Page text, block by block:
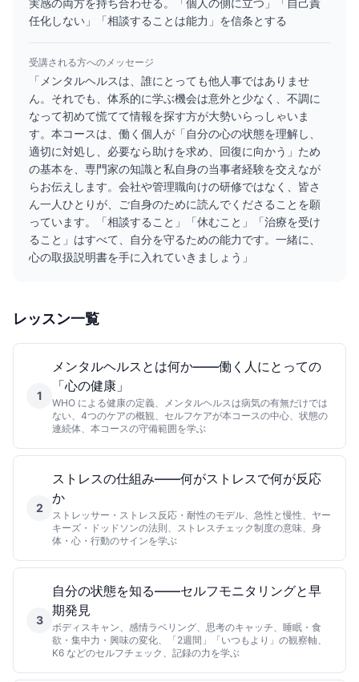
実感の両方を持ち合わせる。「個人の側に立つ」「自己責
任化しない」「相談することは能力」を信条とする
受講される方へのメッセージ
「メンタルヘルスは、誰にとっても他人事ではありませ
ん。それでも、体系的に学ぶ機会は意外と少なく、不調に
なって初めて慌てて情報を探す方が大勢いらっしゃいま
す。本コースは、働く個人が「自分の心の状態を理解し、
適切に対処し、必要なら助けを求め、回復に向かう」ため
の基本を、専門家の知識と私自身の当事者経験を交えなが
らお伝えします。会社や管理職向けの研修ではなく、皆さ
ん一人ひとりが、ご自身のために読んでくださることを願
っています。「相談すること」「休むこと」「治療を受け
ること」はすべて、自分を守るための能力です。一緒に、
心の取扱説明書を手に入れていきましょう」
レッスン一覧
1
メンタルヘルスとは何か——働く人にとっての
「心の健康」
WHO による健康の定義、メンタルヘルスは病気の有無だけでは
ない、4つのケアの概観、セルフケアが本コースの中心、状態の
連続体、本コースの守備範囲を学ぶ
2
ストレスの仕組み——何がストレスで何が反応
か
ストレッサー・ストレス反応・耐性のモデル、急性と慢性、ヤー
キーズ・ドッドソンの法則、ストレスチェック制度の意味、身
体・心・行動のサインを学ぶ
3
自分の状態を知る——セルフモニタリングと早
期発見
ボディスキャン、感情ラベリング、思考のキャッチ、睡眠・食
欲・集中力・興味の変化、「2週間」「いつもより」の観察軸、
K6 などのセルフチェック、記録の力を学ぶ